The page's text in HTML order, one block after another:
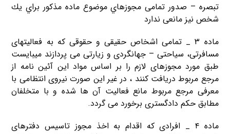
تبصره – صدور تمامی مجوزهاي موضوع ماده مذکور براي يك
شخص نيز مانعی ندارد
ماده ۳ _ تمامی اشخاص حقیقی و حقوقی که به فعالیتهای
مسافرتی، سیاحتی – جهانگردی و زیارتی می پردازند میبایست
طبق مورد مجوزهای لازم را بر اساس مواد این آئین نامه از
مرجع مربوط دریافت کنند ، در غیر این صورت نیروی انتظامی با
معرفی مرجع مربوط مانع فعالیت آن ها شده و با متخلفان
مطابق حکم دادگستری برخورد می گردد.
ماده ۴ _ افرادی که اقدام به اخذ مجوز تاسیس دفترهای